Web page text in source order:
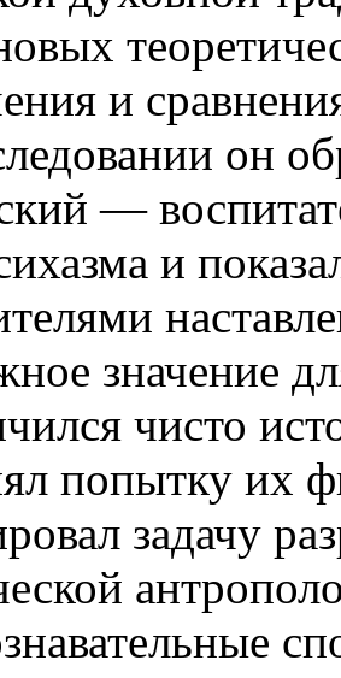
и
он
—
и
значение
чисто
попытку их
задачу